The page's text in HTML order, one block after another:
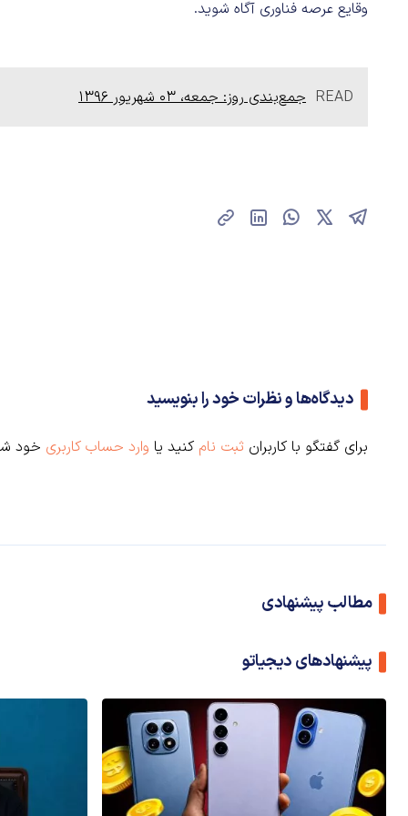
وقایع عرصه فناوری آگاه شوید.
READ جمع‌بندی روز: جمعه، ۰۳ شهریور ۱۳۹۶
دیدگاه‌ها و نظرات خود را بنویسید
برای گفتگو با کاربران ثبت نام کنید یا وارد حساب کاربری خود
مطالب پیشنهادی
پیشنهادهای دیجیاتو